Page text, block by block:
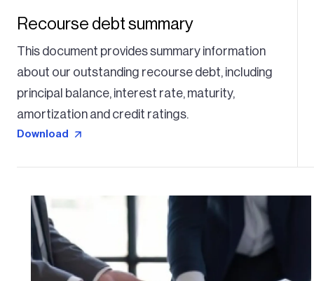
Recourse debt summary
This document provides summary information
about our outstanding recourse debt, including
principal balance, interest rate, maturity,
amortization and credit ratings.
Download